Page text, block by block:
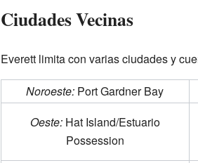
Ciudades Vecinas
Everett limita con varias ciudades y
Noroeste: Port Gardner Bay
Oeste:Hat Island/Estuario
Possession